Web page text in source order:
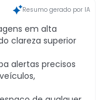
Resumo gerado por IA
em alta
clareza superior
alertas precisos